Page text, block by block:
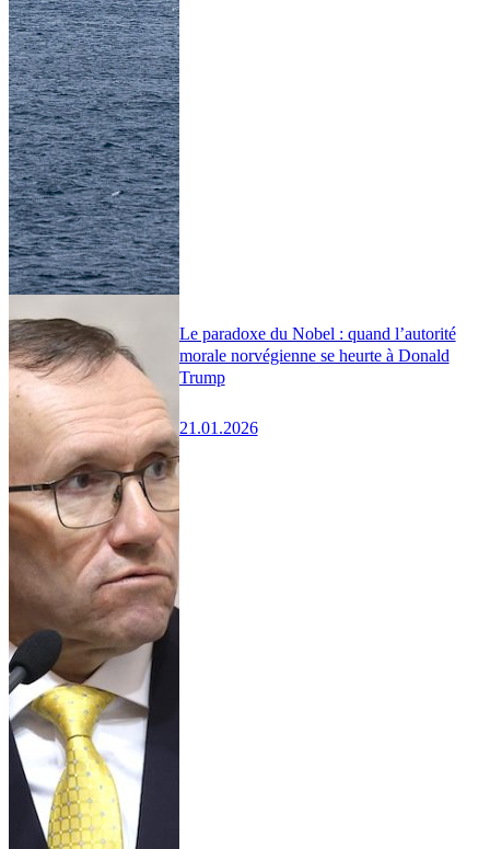
Le paradoxe du Nobel : quand l’autorité
morale norvégienne se heurte à Donald
Trump
21.01.2026